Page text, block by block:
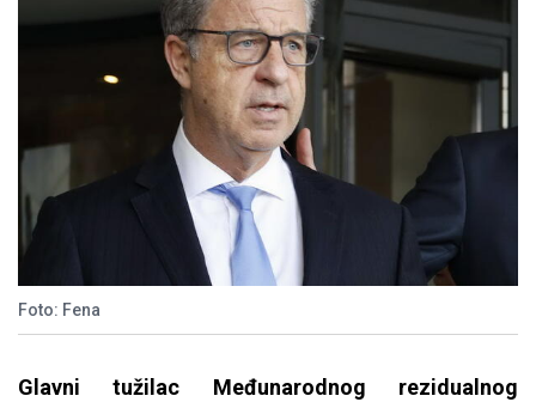
Foto: Fena
Glavni tužilac Međunarodnog rezidualnog